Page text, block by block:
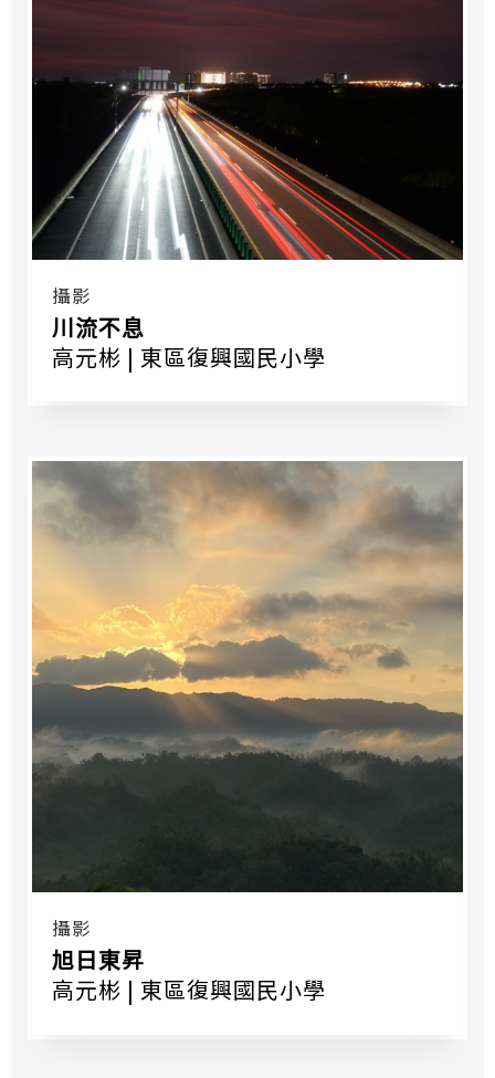
攝影
川流不息
高元彬 | 東區復興國民小學
攝影
旭日東昇
高元彬 | 東區復興國民小學